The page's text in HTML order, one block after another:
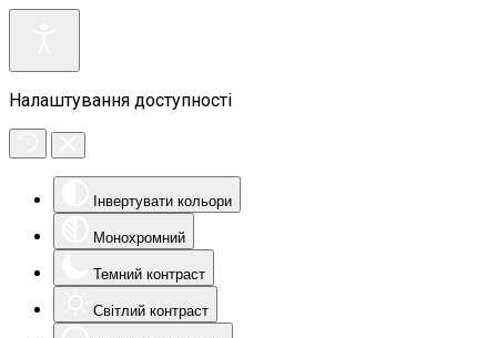
Налаштування доступності
Інвертувати кольори
Монохромний
Темний контраст
Світлий контраст